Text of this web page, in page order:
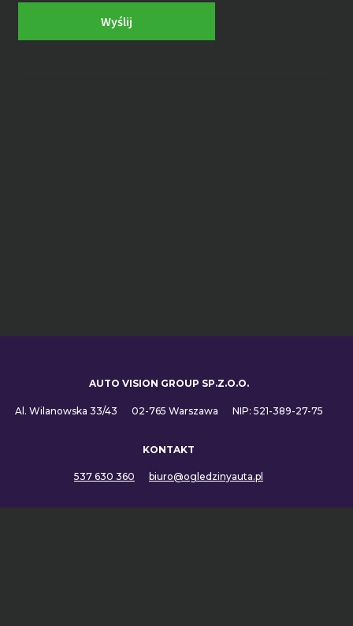
AUTO VISION GROUP SP.Z.O.O.
Al. Wilanowska 33/43 02-765 Warszawa NIP: 521-389-27-75
KONTAKT
537 630 360 biuro@ogledzinyauta.pl